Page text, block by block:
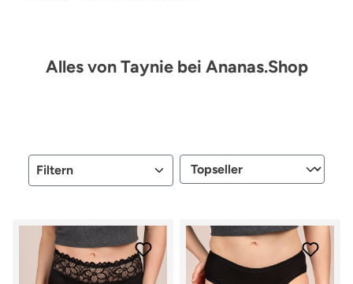
Alles von Taynie bei Ananas.Shop
Filtern